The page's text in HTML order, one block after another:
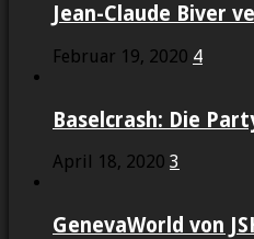
Jean-Claude Biver
Februar 19, 2020 4
Baselcrash: Die
April 18, 2020 3
GenevaWorld von